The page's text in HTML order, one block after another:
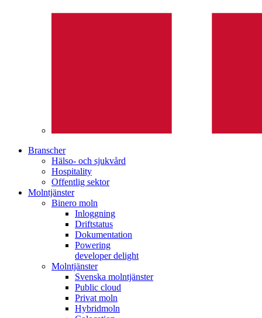
Branscher
Hälso- och sjukvård
Hospitality
Offentlig sektor
Molntjänster
Binero moln
Inloggning
Driftstatus
Dokumentation
Powering
developer delight
Molntjänster
Svenska molntjänster
Public cloud
Privat moln
Hybridmoln